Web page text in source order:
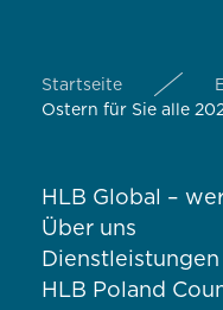
Startseite
Ostern für Sie alle
HLB Global –
Über uns
Dienstleistungen
HLB Poland